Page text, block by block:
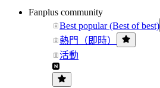
Fanplus community
Best popular (Best of best)
熱門（即時）
活動